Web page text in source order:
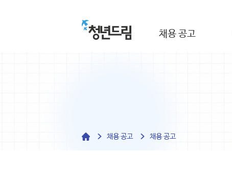
채용 공고
채용 공고 채용 공고